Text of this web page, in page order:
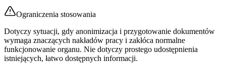
Ograniczenia stosowania
Dotyczy sytuacji, gdy anonimizacja i przygotowanie dokumentów
wymaga znaczących nakładów pracy i zakłóca normalne
funkcjonowanie organu. Nie dotyczy prostego udostępnienia
istniejących, łatwo dostępnych informacji.